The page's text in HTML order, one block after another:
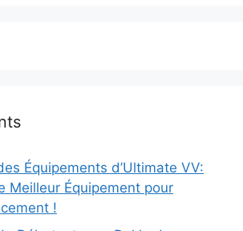
Équipements d’Ultimate VV:
Meilleur Équipement pour
!